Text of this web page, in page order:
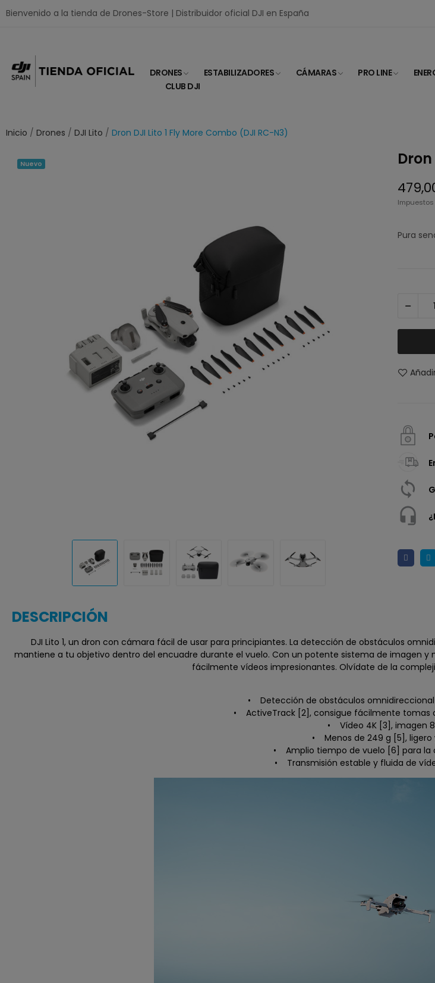
Bienvenido a la tienda de Drones-Store | Distribuidor oficial DJI en España
DRONES ESTABILIZADORES CÁMARAS PRO LINE
CLUB DJI
Inicio Drones DJI Lito Dron DJI Lito 1 Fly More Combo (DJI RC-N3)
Nuevo
Pura
DESCRIPCIÓN
DJI Lito 1, un dron con cámara fácil de usar para principiantes. La detección de obstáculos
mantiene a tu objetivo dentro del encuadre durante el vuelo. Con un potente sistema de imagen
fácilmente vídeos impresionantes. Olvídate de la
• Detección de obstáculos
• ActiveTrack [2], consigue fácilmente tomas
• Vídeo 4K [3], imagen
• Menos de 249 g [5], ligero
• Amplio tiempo de vuelo [6] para la
• Transmisión estable y fluida de